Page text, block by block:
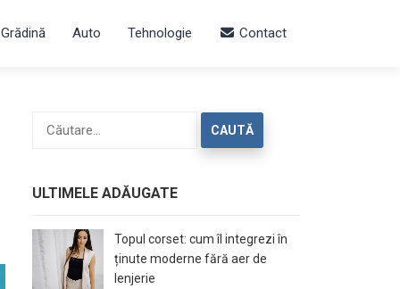
Auto Tehnologie Contact
după:
ULTIMELE ADĂUGATE
Topul corset: cum îl integrezi în
ținute moderne fără aer de
lenjerie